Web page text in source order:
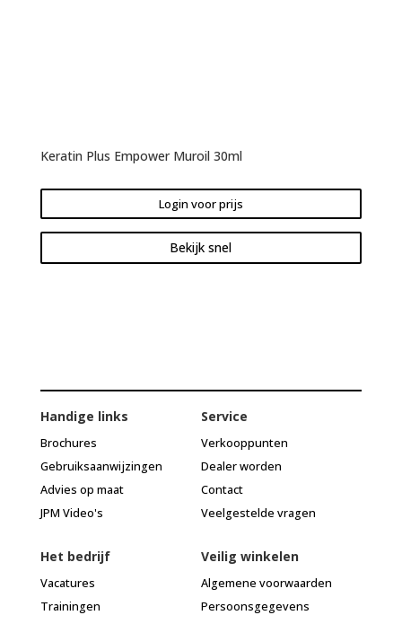
Keratin Plus Empower Muroil 30ml
Login voor prijs
Bekijk snel
Handige links
Brochures
Gebruiksaanwijzingen
Advies op maat
JPM Video's
Service
Verkooppunten
Dealer worden
Contact
Veelgestelde vragen
Het bedrijf
Vacatures
Trainingen
Veilig winkelen
Algemene voorwaarden
Persoonsgegevens